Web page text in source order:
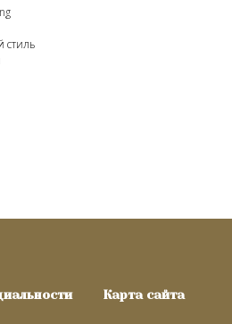
стиль
Карта сайта